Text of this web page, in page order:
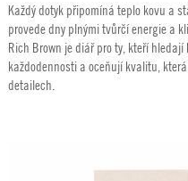
490,00
až
580,00
Každý dotyk připomíná teplo kovu a
provede dny plnými tvůrčí energie a
Rich Brown je diář pro ty, kteří hledají
každodennosti a oceňují kvalitu,
detailech.